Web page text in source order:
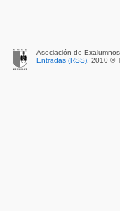
Asociación de
Entradas (RSS) . 2010 ©